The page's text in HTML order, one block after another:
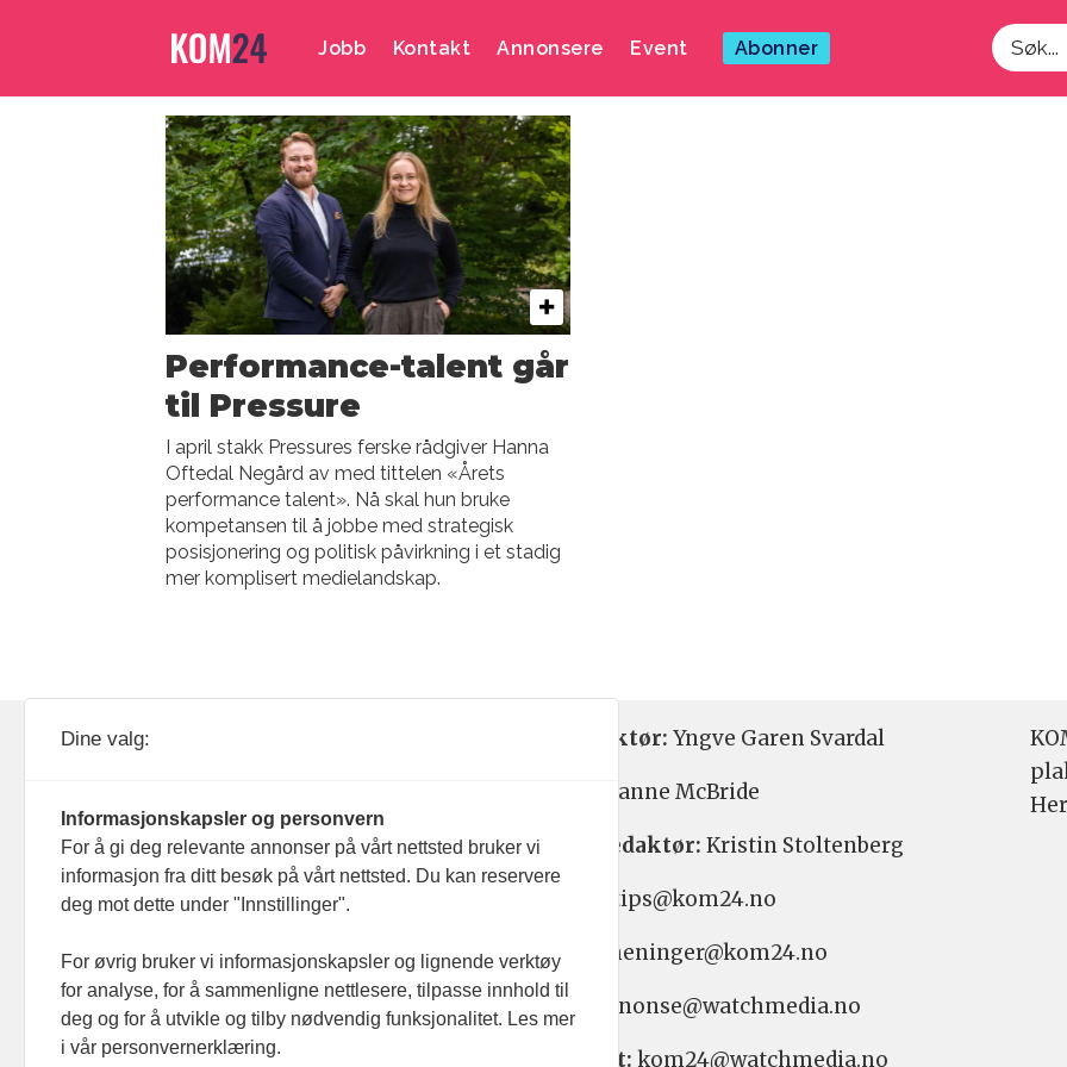
Jobb Kontakt Annonsere Event Abonner
Søk
Emne:
hanna
oftedal
negård
Performance-talent går
til Pressure
I april stakk Pressures ferske rådgiver Hanna
Oftedal Negård av med tittelen «Årets
performance talent». Nå skal hun bruke
kompetansen til å jobbe med strategisk
posisjonering og politisk påvirkning i et stadig
mer komplisert medielandskap.
093 182
Nyhetsredaktør: Yngve Garen Svardal
Hanne McBride
Ansvarlig redaktør: Kristin Stoltenberg
Nyhetstips: tips@kom24.no
Meninger: meninger@kom24.no
Annonse: annonse@watchmedia.no
Abonnement: kom24@watchmedia.no
Dine valg:
Informasjonskapsler og personvern
For å gi deg relevante annonser på vårt nettsted bruker vi
informasjon fra ditt besøk på vårt nettsted. Du kan reservere
deg mot dette under "Innstillinger".
For øvrig bruker vi informasjonskapsler og lignende verktøy
for analyse, for å sammenligne nettlesere, tilpasse innhold til
deg og for å utvikle og tilby nødvendig funksjonalitet. Les mer
i vår personvernerklæring.